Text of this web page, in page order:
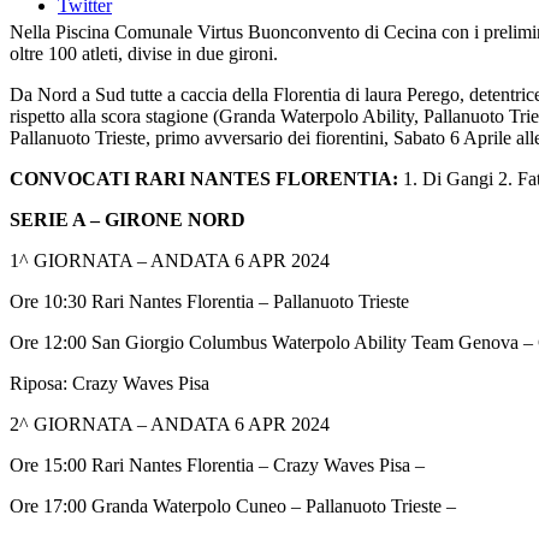
Twitter
Nella Piscina Comunale Virtus Buonconvento di Cecina con i
oltre 100 atleti, divise in due gironi.
Da Nord a Sud tutte a caccia della Florentia di laura Perego,
rispetto alla scora stagione (Granda Waterpolo Ability, Pallanuoto
Pallanuoto Trieste, primo avversario dei fiorentini, Sabato 6 Aprile
CONVOCATI RARI NANTES FLORENTIA: 1. Di Gangi 2.
SERIE A – GIRONE NORD
1^ GIORNATA – ANDATA 6 APR 2024
Ore 10:30 Rari Nantes Florentia – Pallanuoto Trieste
Ore 12:00 San Giorgio Columbus Waterpolo Ability Team Genova –
Riposa: Crazy Waves Pisa
2^ GIORNATA – ANDATA 6 APR 2024
Ore 15:00 Rari Nantes Florentia – Crazy Waves Pisa –
Ore 17:00 Granda Waterpolo Cuneo – Pallanuoto Trieste –